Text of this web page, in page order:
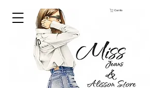
Carrito